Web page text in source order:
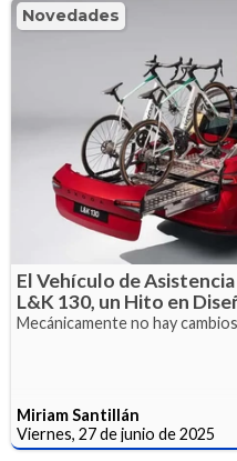
Novedades
El Vehículo de
L&K 130, un Hito en
Mecánicamente no hay
Miriam Santillán
Viernes, 27 de junio de 2025